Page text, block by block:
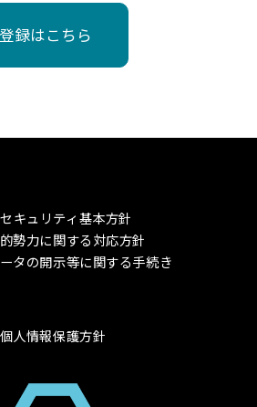
録はこちら
キュリティ基本方針
勢力に関する対応方針
タの開示等に関する手続き
個人情報保護方針